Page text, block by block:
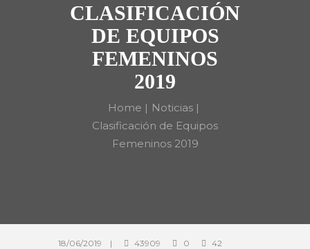
CLASIFICACIÓN
DE EQUIPOS
FEMENINOS
2019
Home
Noticias
Clasificación de Equipos
Femeninos 2019
18/06/2019 43909 0 42